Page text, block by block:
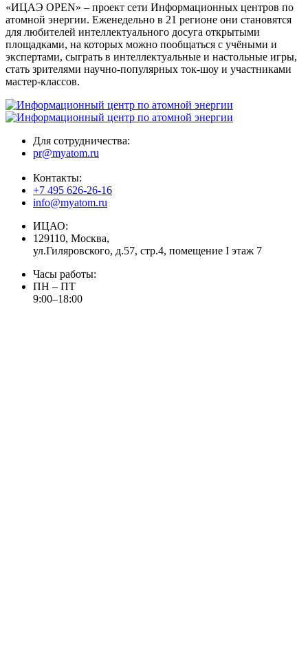
«ИЦАЭ OPEN» – проект сети Информационных центров по
атомной энергии. Еженедельно в 21 регионе они становятся
для любителей интеллектуального досуга открытыми
площадками, на которых можно пообщаться с учёными и
экспертами, сыграть в интеллектуальные и настольные игры,
стать зрителями научно-популярных ток-шоу и участниками
мастер-классов.
Для сотрудничества:
pr@myatom.ru
Контакты:
+7 495 626-26-16
info@myatom.ru
ИЦАО:
129110, Москва,
ул.Гиляровского, д.57, стр.4, помещение I этаж 7
Часы работы:
ПН – ПТ
9:00–18:00